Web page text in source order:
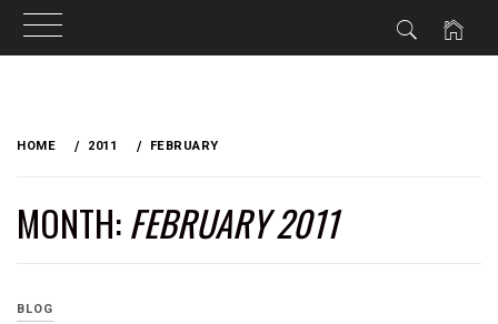
HOME 2011 FEBRUARY
MONTH:FEBRUARY 2011
BLOG